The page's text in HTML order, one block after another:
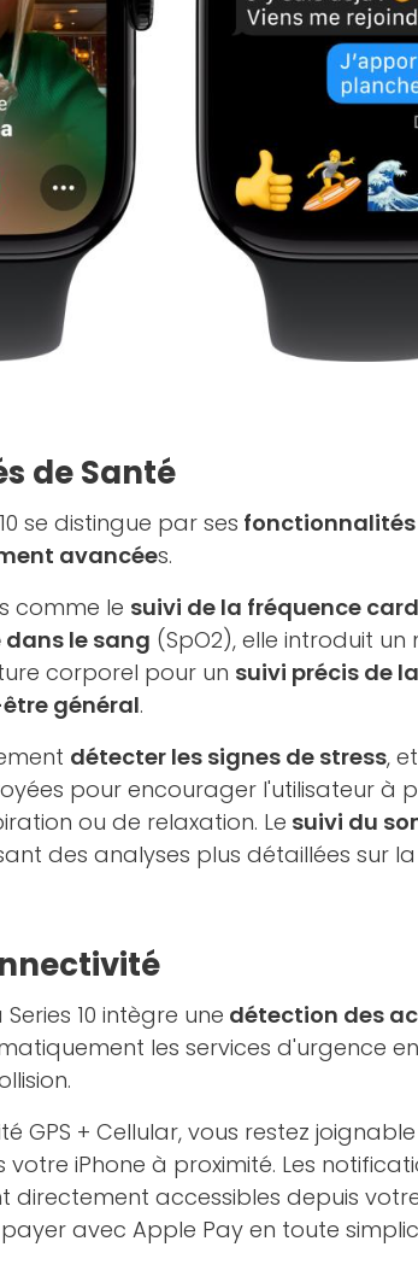
de Santé
se distingue par ses fonctionnalités
avancées.
comme le suivi de la fréquence
le sang (SpO2), elle introduit un
corporel pour un suivi précis de
général.
détecter les signes de stress,
pour encourager l'utilisateur à
ou de relaxation. Le suivi du
des analyses plus détaillées sur
10 intègre une détection des
les services d'urgence
GPS + Cellular, vous restez
iPhone à proximité. Les
directement accessibles depuis
avec Apple Pay en toute